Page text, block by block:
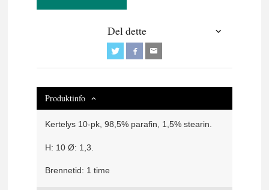
Del dette
Produktinfo
Kertelys 10-pk, 98,5% parafin, 1,5% stearin.
H: 10 Ø: 1,3.
Brennetid: 1 time